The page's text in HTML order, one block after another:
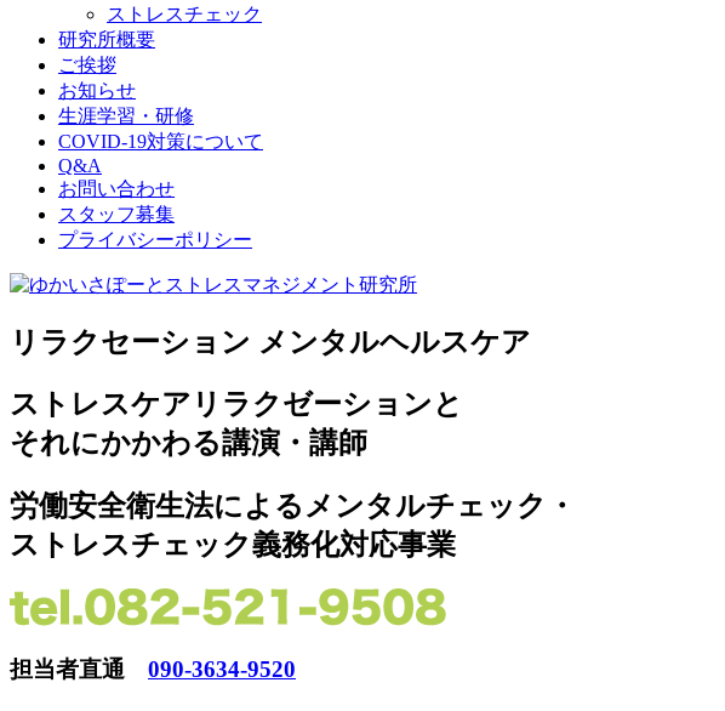
ストレスチェック
研究所概要
ご挨拶
お知らせ
生涯学習・研修
COVID-19対策について
Q&A
お問い合わせ
スタッフ募集
プライバシーポリシー
リラクセーション メンタルヘルスケア
ストレスケアリラクゼーションと
それにかかわる講演・講師
労働安全衛生法によるメンタルチェック・
ストレスチェック義務化対応事業
担当者直通 090-3634-9520